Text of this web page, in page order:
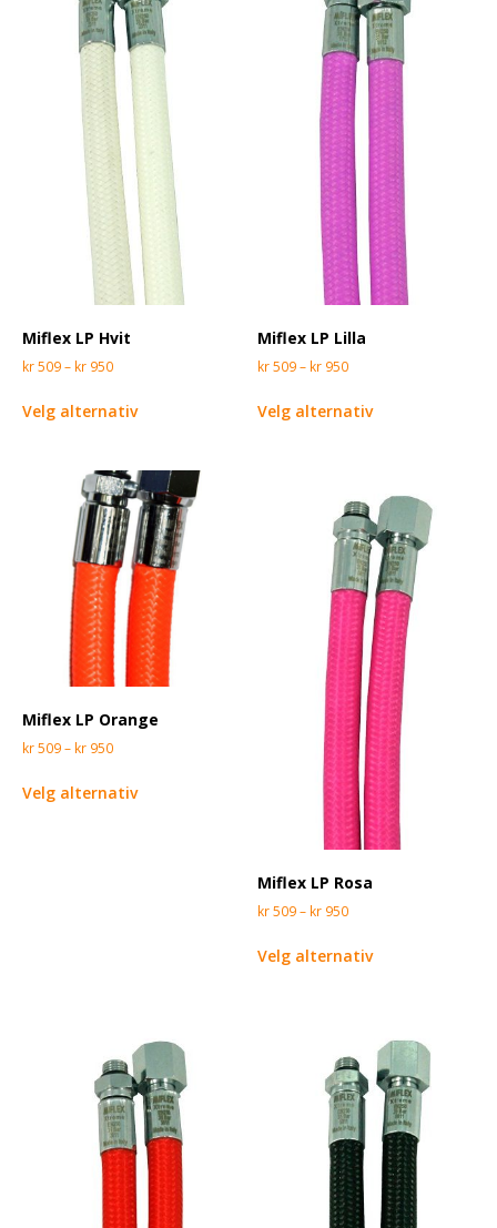
Miflex LP Hvit
kr509– kr 950
Velg alternativ
Miflex LP Lilla
kr509– kr 950
Velg alternativ
Miflex LP Orange
kr509– kr 950
Velg alternativ
Miflex LP Rosa
kr509– kr 950
Velg alternativ